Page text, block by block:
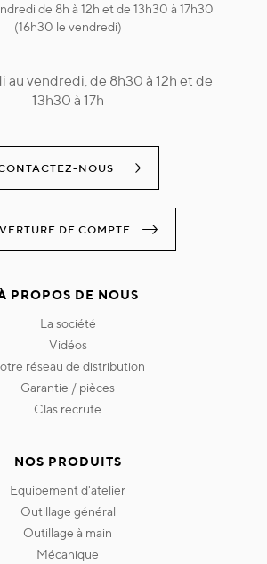
de 8h à 12h et de 13h30 à 17h30
(16h30 le vendredi)
au vendredi, de 8h30 à 12h et de
13h30 à 17h
NOUS
DE COMPTE
PROPOS DE NOUS
la société
vidéos
notre réseau de distribution
garantie / pièces
clas recrute
NOS PRODUITS
equipement d'atelier
outillage général
outillage à main
mécanique